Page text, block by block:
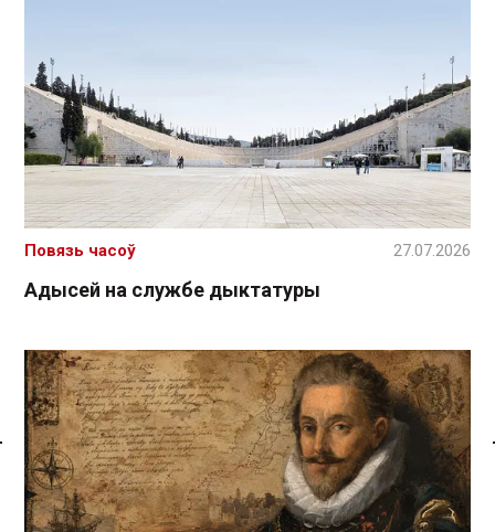
Спасылка без VPN
Адысей на службе дыктатуры
Повязь часоў 27.07.2026